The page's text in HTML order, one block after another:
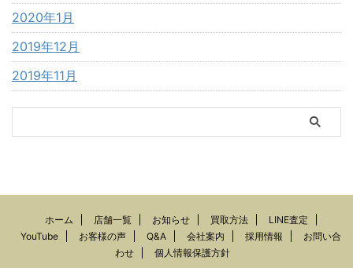
2020年1月
2019年12月
2019年11月
ホーム 店舗一覧 お知らせ 買取方法
LINE査定
YouTube
お客様の声 Q&A 会社案内 採用情報
お問い合
わせ
個人情報保護方針